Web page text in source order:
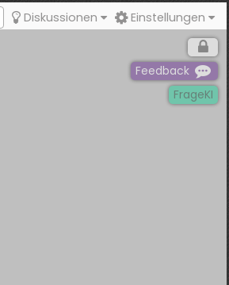
Diskussionen Einstellungen
Feedback
FrageKI